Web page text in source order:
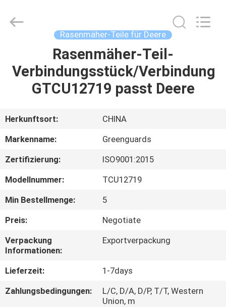
PRODUKTE
ÜBER
UNS
FABRIK-
AUSFLUG
QUALITÄTSKONTROLLE
TRETEN
SIE
MIT
Trading
Rasenmäher-Teile für Deere
Rasenmäher-Teil-
Verbindungsstück/Verbindung
GTCU12719 passt Deere
Herkunftsort:
CHINA
Markenname:
Greenguards
Zertifizierung:
ISO9001:2015
Modellnummer:
TCU12719
Min Bestellmenge:
5
Preis:
Negotiate
Verpackung
Informationen:
Exportverpackung
Lieferzeit:
1-7days
Zahlungsbedingungen:
L/C, D/A, D/P, T/T, Western
Union, m